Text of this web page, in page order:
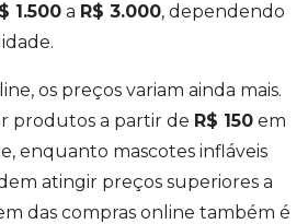
1.500 a R$ 3.000, dependendo
os preços variam ainda mais.
produtos a partir de R$ 150 em
enquanto mascotes infláveis
atingir preços superiores a
das compras online também é